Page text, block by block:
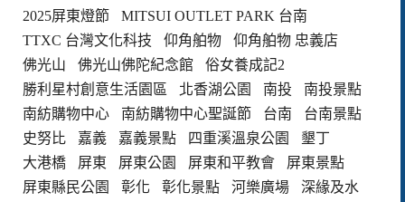
2025屏東燈節
MITSUI OUTLET PARK 台南
TTXC 台灣文化科技
仰角舶物
仰角舶物 忠義店
佛光山
佛光山佛陀紀念館
俗女養成記2
勝利星村創意生活園區
北香湖公園 南投
南投景點
南紡購物中心
南紡購物中心聖誕節 台南
台南景點
史努比
嘉義 嘉義景點 四重溪溫泉公園
墾丁
大港橋
屏東 屏東公園 屏東和平教會
屏東景點
屏東縣民公園
彰化 彰化景點 河樂廣場
深緣及水